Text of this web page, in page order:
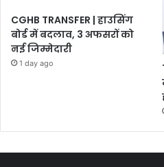
CGHB TRANSFER | हाउसिंग
बोर्ड में बदलाव, 3 अफसरों को
नई जिम्मेदारी
1 day ago